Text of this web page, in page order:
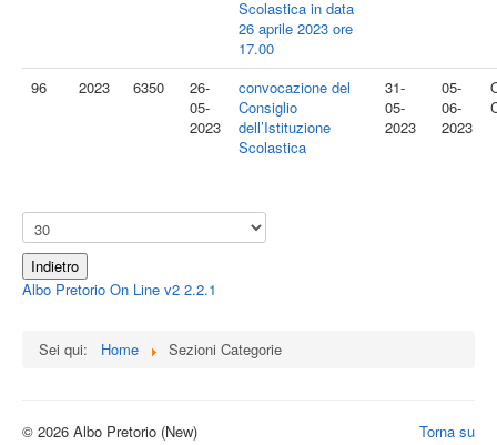
Scolastica in data
26 aprile 2023 ore
17.00
96 2023 6350
26-
05-
2023
convocazione del
Consiglio
dell’Istituzione
Scolastica
31-
05-
2023
05-
06-
2023
Indietro
Albo Pretorio On Line v2 2.2.1
Sei qui: Home Sezioni Categorie
Torna su
© 2026 Albo Pretorio (New)